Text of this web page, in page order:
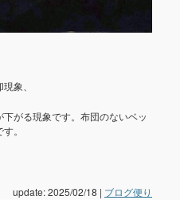
象、
がる現象です。布団のないベッ
。
update: 2025/02/18 | ブログ便り